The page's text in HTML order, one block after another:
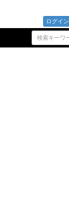
ログイン
支